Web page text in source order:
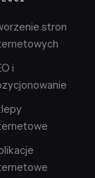
stron
i